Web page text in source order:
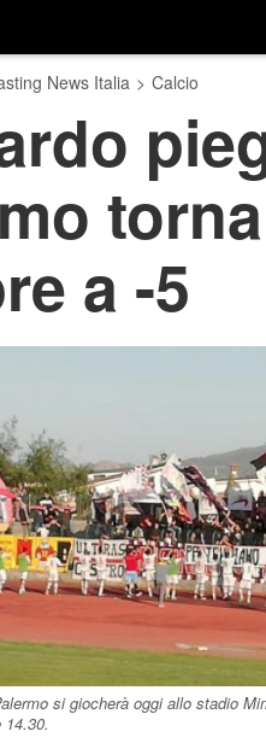
News Italia > Calcio
a -5
si giocherà oggi allo stadio